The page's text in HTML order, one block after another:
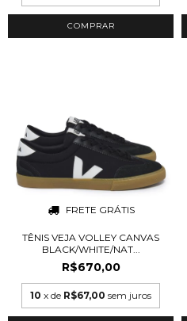
COMPRAR
FRETE GRÁTIS
TÊNIS VEJA VOLLEY CANVAS
BLACK/WHITE/NAT...
R$670,00
10 x de R$67,00 sem juros